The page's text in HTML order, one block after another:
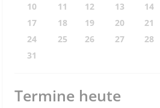
10
11 12 13 14
17
18 19 20 21
24
25 26 27 28
31
Termine heute